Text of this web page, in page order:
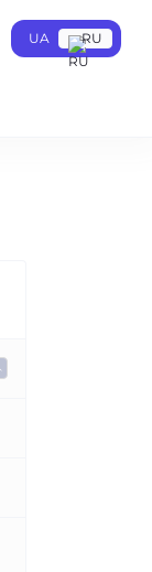
UA RU